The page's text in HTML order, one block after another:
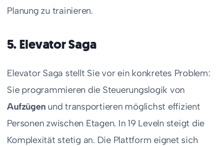
Planung zu trainieren.
5. Elevator Saga
Elevator Saga stellt Sie vor ein konkretes Problem:
Sie programmieren die Steuerungslogik von
Aufzügenund transportieren möglichst effizient
Personen zwischen Etagen. In 19 Leveln steigt die
Komplexität stetig an. Die Plattform eignet sich